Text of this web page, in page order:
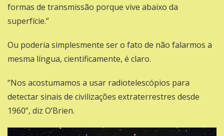
formas de transmissão porque vive abaixo da
superfície.”
Ou poderia simplesmente ser o fato de não falarmos a
mesma língua, cientificamente, é claro.
“Nos acostumamos a usar radiotelescópios para
detectar sinais de civilizações extraterrestres desde
1960”, diz O’Brien.